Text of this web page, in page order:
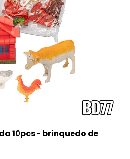
10pcs - brinquedo de